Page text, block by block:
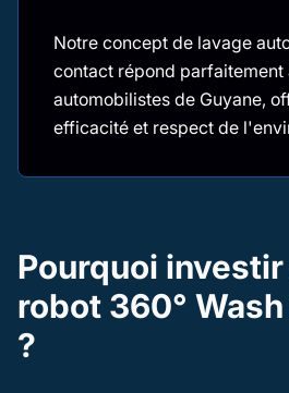
Notre concept de lavage
contact répond parfaitement
automobilistes de Guyane,
efficacité et respect de
Pourquoi
robot 360°
?